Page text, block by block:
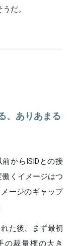
だ。
、ありあまる
からISIDとの接
くイメージはつ
ージのギャップ
た後、まず最初
の裁量権の大き